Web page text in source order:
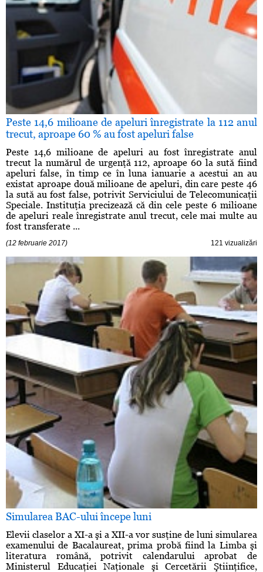
Peste 14,6 milioane de apeluri înregistrate la 112 anul
trecut, aproape 60 % au fost apeluri false
Peste 14,6 milioane de apeluri au fost înregistrate anul
trecut la numărul de urgenţă 112, aproape 60 la sută fiind
apeluri false, în timp ce în luna ianuarie a acestui an au
existat aproape două milioane de apeluri, din care peste 46
la sută au fost false, potrivit Serviciului de Telecomunicaţii
Speciale. Instituţia precizează că din cele peste 6 milioane
de apeluri reale înregistrate anul trecut, cele mai multe au
fost transferate ...
(12 februarie 2017) 121 vizualizări
Simularea BAC-ului începe luni
Elevii claselor a XI-a şi a XII-a vor susţine de luni simularea
examenului de Bacalaureat, prima probă fiind la Limba şi
literatura română, potrivit calendarului aprobat de
Ministerul Educaţiei Naţionale şi Cercetării Ştiinţifice,